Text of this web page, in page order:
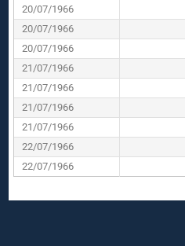
20/07/1966
20/07/1966
20/07/1966
21/07/1966
21/07/1966
21/07/1966
21/07/1966
22/07/1966
22/07/1966